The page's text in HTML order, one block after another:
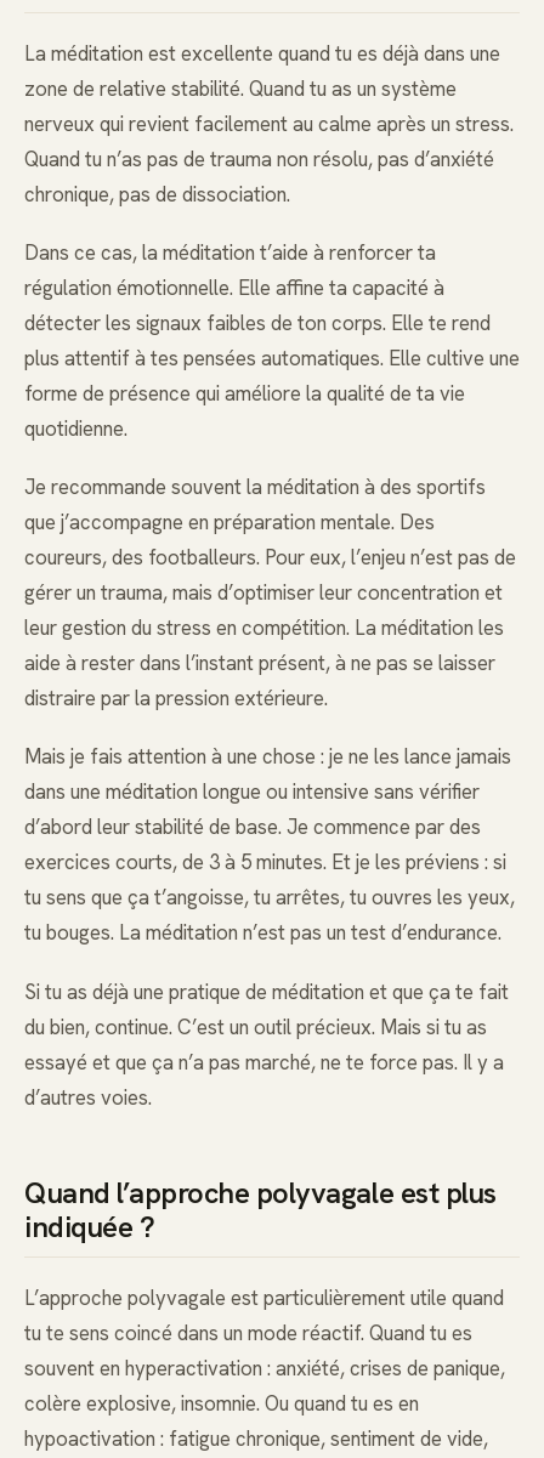
La méditation est excellente quand tu es déjà dans une
zone de relative stabilité. Quand tu as un système
nerveux qui revient facilement au calme après un stress.
Quand tu n’as pas de trauma non résolu, pas d’anxiété
chronique, pas de dissociation.
Dans ce cas, la méditation t’aide à renforcer ta
régulation émotionnelle. Elle affine ta capacité à
détecter les signaux faibles de ton corps. Elle te rend
plus attentif à tes pensées automatiques. Elle cultive une
forme de présence qui améliore la qualité de ta vie
quotidienne.
Je recommande souvent la méditation à des sportifs
que j’accompagne en préparation mentale. Des
coureurs, des footballeurs. Pour eux, l’enjeu n’est pas de
gérer un trauma, mais d’optimiser leur concentration et
leur gestion du stress en compétition. La méditation les
aide à rester dans l’instant présent, à ne pas se laisser
distraire par la pression extérieure.
Mais je fais attention à une chose : je ne les lance jamais
dans une méditation longue ou intensive sans vérifier
d’abord leur stabilité de base. Je commence par des
exercices courts, de 3 à 5 minutes. Et je les préviens : si
tu sens que ça t’angoisse, tu arrêtes, tu ouvres les yeux,
tu bouges. La méditation n’est pas un test d’endurance.
Si tu as déjà une pratique de méditation et que ça te fait
du bien, continue. C’est un outil précieux. Mais si tu as
essayé et que ça n’a pas marché, ne te force pas. Il y a
d’autres voies.
Quand l’approche polyvagale est plus
indiquée ?
L’approche polyvagale est particulièrement utile quand
tu te sens coincé dans un mode réactif. Quand tu es
souvent en hyperactivation : anxiété, crises de panique,
colère explosive, insomnie. Ou quand tu es en
hypoactivation : fatigue chronique, sentiment de vide,